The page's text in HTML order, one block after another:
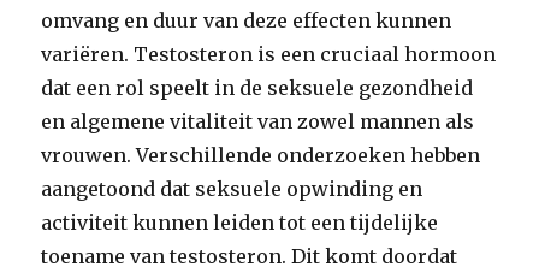
omvang en duur van deze effecten kunnen
variëren. Testosteron is een cruciaal hormoon
dat een rol speelt in de seksuele gezondheid
en algemene vitaliteit van zowel mannen als
vrouwen. Verschillende onderzoeken hebben
aangetoond dat seksuele opwinding en
activiteit kunnen leiden tot een tijdelijke
toename van testosteron. Dit komt doordat